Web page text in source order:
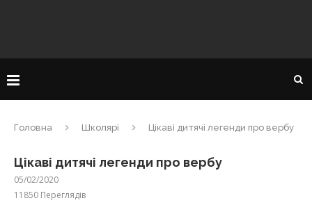
Головна Школярі Цікаві дитячі легенди про вербу
Цікаві дитячі легенди про вербу
05/02/2020
11850 Переглядів